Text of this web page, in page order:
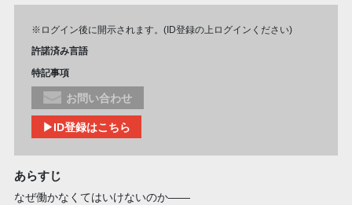
※ログイン後に開示されます。(ID登録の上ログインください)
許諾済み言語
特記事項
お問い合わせ
▶ID登録はこちら
あらすじ
なぜ働かなくてはいけないのか――